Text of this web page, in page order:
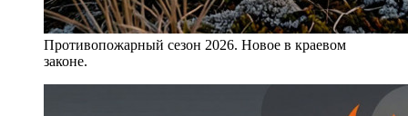
Противопожарный сезон 2026. Новое в краевом
законе.